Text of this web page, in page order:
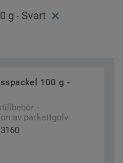
g - Svart
100 g -
-
av parkettgolv